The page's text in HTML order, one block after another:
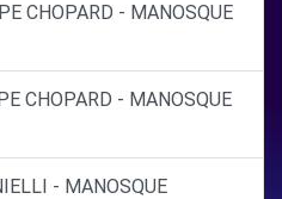
CHOPARD - MANOSQUE
CHOPARD - MANOSQUE
- MANOSQUE